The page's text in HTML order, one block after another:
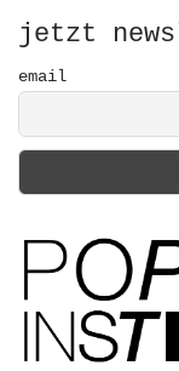
r
:
jetzt
email